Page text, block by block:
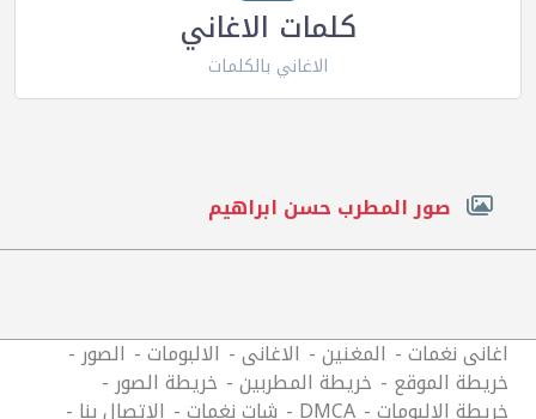
كلمات الاغاني
الاغاني بالكلمات
صور المطرب حسن ابراهيم
اغانى نغمات المغنين الاغانى الالبومات الصور
خريطة الموقع خريطة المطربين خريطة الصور
خريطة الالبومات DMCA شات نغمات الاتصال بنا